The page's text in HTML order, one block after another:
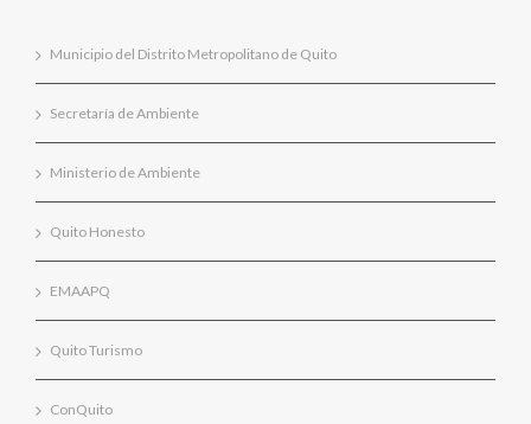
Municipio del Distrito Metropolitano de Quito
Secretaría de Ambiente
Ministerio de Ambiente
Quito Honesto
EMAAPQ
Quito Turismo
ConQuito